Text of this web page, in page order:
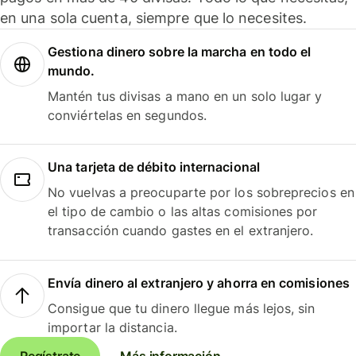
en una sola cuenta, siempre que lo necesites.
Gestiona dinero sobre la marcha en todo el
mundo.
Mantén tus divisas a mano en un solo lugar y
conviértelas en segundos.
Una tarjeta de débito internacional
No vuelvas a preocuparte por los sobreprecios en
el tipo de cambio o las altas comisiones por
transacción cuando gastes en el extranjero.
Envía dinero al extranjero y ahorra en comisiones
Consigue que tu dinero llegue más lejos, sin
importar la distancia.